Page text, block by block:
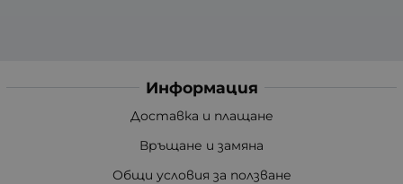
Информация
Доставка и плащане
Връщане и замяна
Общи условия за ползване